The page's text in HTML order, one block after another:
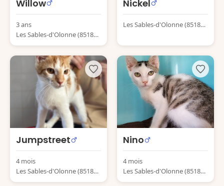
Willow
3 ans
Les Sables-d'Olonne (85180)
France
Nickel
Les Sables-d'Olonne (85180)
Jumpstreet
4 mois
Les Sables-d'Olonne (85180)
France
Nino
4 mois
Les Sables-d'Olonne (85180)
France